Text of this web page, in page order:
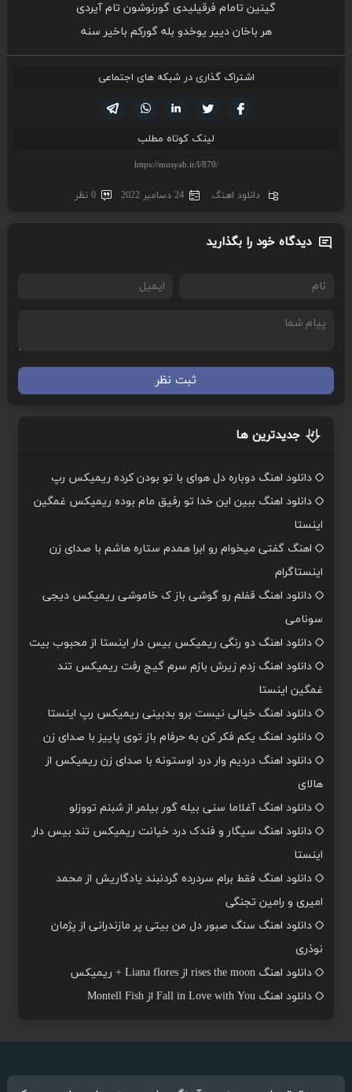
گینین تامام فرقیلیدی گورنوشون تام آیردی
هر باخان دییر یوخدو بله گورکم باخیر سنه
اشتراک گذاری در شبکه های اجتماعی
لینکدین تویتر
فیسوک
لینک کوتاه مطلب
دانلود اهنگ 24 دسامبر 2022 0 نظر
دیدگاه خود را بگذارید
ثبت نظر
جدیدترین ها
دانلود اهنگ دوباره دل هوای با تو بودن کرده ریمیکس رپ
دانلود اهنگ ببین این خدا تو رفیق مام بوده ریمیکس غمگین
اینستا
اهنگ گفتی میخوام رو ابرا همدم ستاره هاشم با صدای زن
اینستاگرام
دانلود اهنگ قفلم رو گوشی باز ک خاموشی ریمیکس دیجی
سونامی
دانلود اهنگ دو رنگی ریمیکس بیس دار اینستا از محبوب بیت
دانلود اهنگ زدم زیرش بازم سرم گیج رفت ریمیکس تند
غمگین اینستا
دانلود اهنگ خیالی نیست برو بدبینی ریمیکس رپ اینستا
دانلود اهنگ یکم فکر کن به حرفام باز توی پاییز با صدای زن
دانلود اهنگ دردیم وار درد اوستونه با صدای زن ریمیکس از
هالای
دانلود اهنگ آغلاما سنی بیله گور بیلمر از شبنم تووزلو
دانلود اهنگ سیگار و فندک درد خیانت ریمیکس تند بیس دار
اینستا
دانلود اهنگ فقط برام سردرده گردنبند یادگاریش از محمد
امیری و رامین تجنگی
دانلود اهنگ سنگ صبور دل من بیتی پر مازندرانی از پژمان
نوذری
دانلود اهنگ rises the moon از Liana flores + ریمیکس
دانلود اهنگ Fall in Love with You از Montell Fish